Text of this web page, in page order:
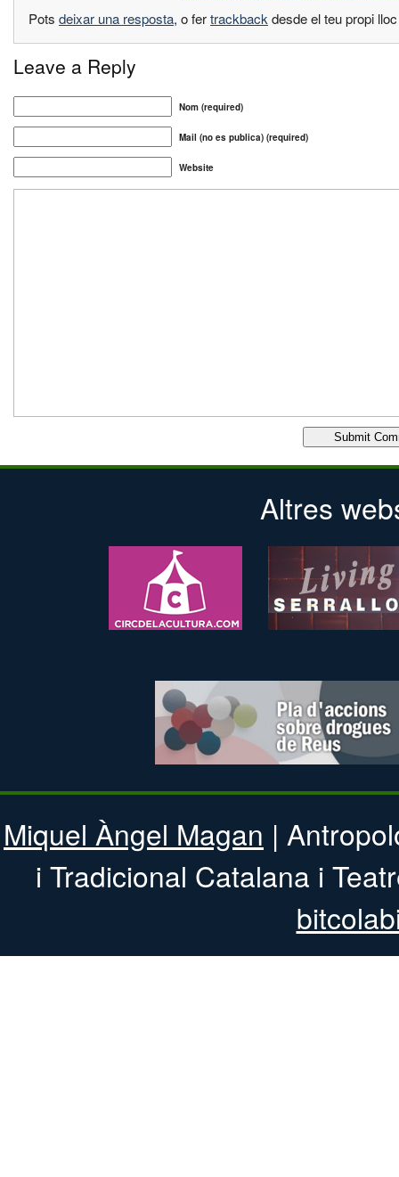
Pots deixar una resposta, o fertrackback desde el teu propi
Leave a Reply
Nom (required)
Mail (no es publica) (required)
Website
Altres
Miquel Àngel Magan |
i Tradicional